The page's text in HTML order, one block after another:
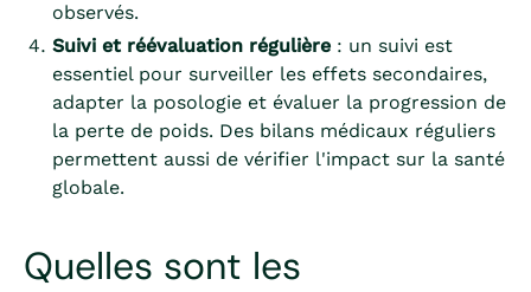
observés.
Suivi et réévaluation régulière : un suivi est
essentiel pour surveiller les effets secondaires,
adapter la posologie et évaluer la progression de
la perte de poids. Des bilans médicaux réguliers
permettent aussi de vérifier l'impact sur la santé
globale.
Quelles sont les